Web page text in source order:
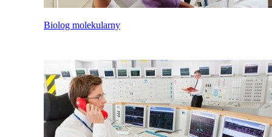
Biolog molekularny